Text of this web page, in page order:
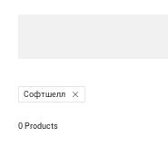
Софтшелл
0 Products